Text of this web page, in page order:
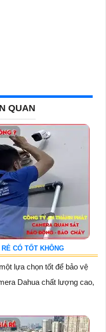
QUAN
CÓ TỐT KHÔNG
lựa chọn tốt để bảo vệ
Dahua chất lượng cao,